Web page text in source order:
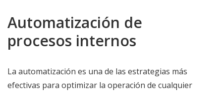
Automatización de
procesos internos
La automatización es una de las estrategias más
efectivas para optimizar la operación de cualquier